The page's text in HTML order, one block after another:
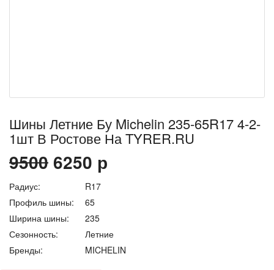
Шины Летние Бу Michelin 235-65R17 4-2-
1шт В Ростове На TYRER.RU
9500 6250 р
Радиус:
R17
Профиль шины:
65
Ширина шины:
235
Сезонность:
Летние
Бренды:
MICHELIN